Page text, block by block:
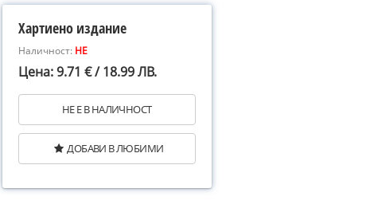
Хартиено издание
Наличност: НЕ
Цена: 9.71 € / 18.99 ЛВ.
НЕ Е В НАЛИЧНОСТ
ДОБАВИ В ЛЮБИМИ